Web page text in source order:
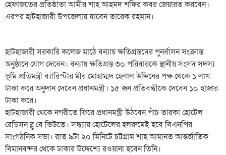
হেফাজতের প্রতিষ্ঠাতা আমীর শাহ আহমদ শফির কবর জেয়ারত করবেন।
এরপর হাটহাজারী উপজেলায় যাবেন তারেক রহমান।
হাটহাজারী সরকারি কলেজ মাঠে বন্যায় ক্ষতিগ্রস্তদের পুনর্বাসন সংক্রান্ত
অনুষ্ঠানে যোগ দেবেন। বন্যায় ক্ষতিগ্রস্ত ৩০ পরিবারকে স্থানীয় সংসদ সদস্য
ভূমি প্রতিমন্ত্রী ব্যারিস্টার মীর মোহাম্মদ হেলাল উদ্দিনের পক্ষ থেকে ১ লাখ
টাকা করে অনুদান দেবেন প্রধানমন্ত্রী। ১৫ জন প্রতিবন্ধীকে দেবেন ১০ হাজার
টাকা করে।
হাটহাজারী থেকে নগরীতে ফিরে প্রধানমন্ত্রী উঠবেন পাঁচ তারকা হোটেল
রেডিসন ব্লু বে ভিউতে। সন্ধ্যায় হোটেলের হলরুমেই হবে বিএনপির
সাংগঠনিক সভা। রাত ৯টা ২০ মিনিটে চট্টগ্রাম শাহ আমানত আন্তর্জাতিক
বিমানবন্দর থেকে ঢাকার উদ্দেশ্যে রওয়ানা হবেন তিনি।